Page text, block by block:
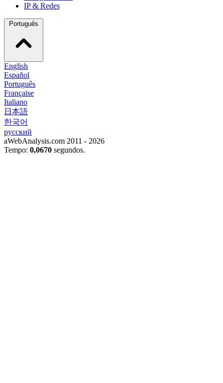
IP & Redes
English
Español
Português
Française
Italiano
日本語
한국어
русский
aWebAnalysis.com 2011 - 2026
Tempo: 0,0670 segundos.